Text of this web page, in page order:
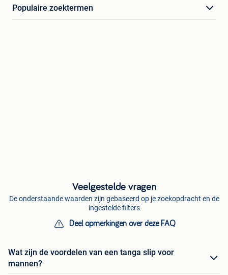
Populaire zoektermen
Veelgestelde vragen
De onderstaande waarden zijn gebaseerd op je zoekopdracht en de
ingestelde filters
Deel opmerkingen over deze FAQ
Wat zijn de voordelen van een tanga slip voor
mannen?